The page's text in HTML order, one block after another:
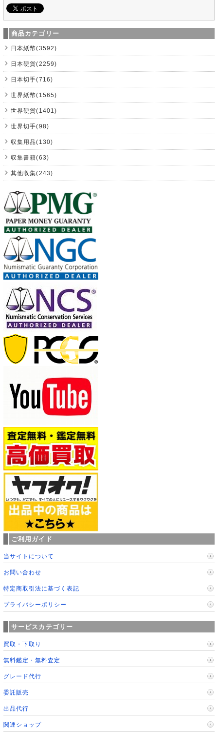
商品カテゴリー
日本紙幣(3592)
日本硬貨(2259)
日本切手(716)
世界紙幣(1565)
世界硬貨(1401)
世界切手(98)
収集用品(130)
収集書籍(63)
其他収集(243)
ご利用ガイド
当サイトについて
お問い合わせ
特定商取引法に基づく表記
プライバシーポリシー
サービスカテゴリー
買取・下取り
無料鑑定・無料査定
グレード代行
委託販売
出品代行
関連ショップ